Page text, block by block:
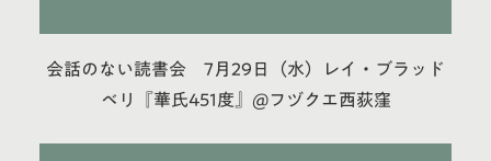
会話のない読書会 7月29日（水）レイ・ブラッド
ベリ『華氏451度』@フヅクエ西荻窪